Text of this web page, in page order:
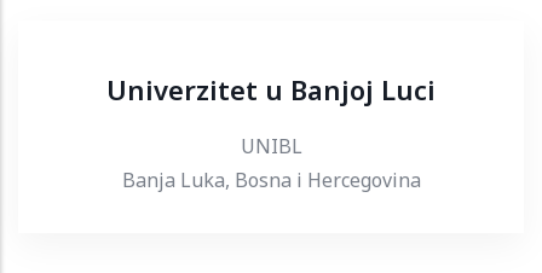
Univerzitet u Banjoj Luci
UNIBL
Banja Luka, Bosna i Hercegovina